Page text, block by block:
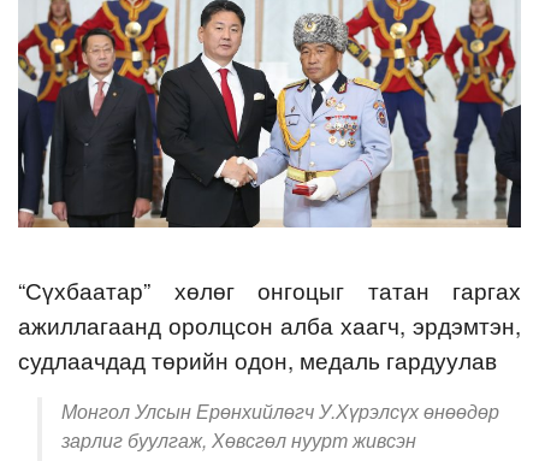
“Сүхбаатар” хөлөг онгоцыг татан гаргах
ажиллагаанд оролцсон алба хаагч, эрдэмтэн,
судлаачдад төрийн одон, медаль гардуулав
Монгол Улсын Ерөнхийлөгч У.Хүрэлсүх өнөөдөр
зарлиг буулгаж, Хөвсгөл нуурт живсэн